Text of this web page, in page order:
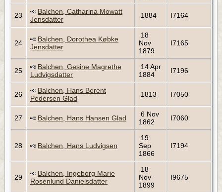
23
Balchen, Catharina Mowatt
Jensdatter
1884 I7164
24
Balchen, Dorothea Købke
Jensdatter
18
Nov
1879
I7165
25
Balchen, Gesine Magrethe
Ludvigsdatter
14 Apr
1884
I7196
26
Balchen, Hans Berent
Pedersen Glad
1813 I7050
27 Balchen, Hans Hansen Glad
6 Nov
1862
I7060
28 Balchen, Hans Ludvigsen
19
Sep
1866
I7194
29
Balchen, Ingeborg Marie
Rosenlund Danielsdatter
18
Nov
1899
I9675